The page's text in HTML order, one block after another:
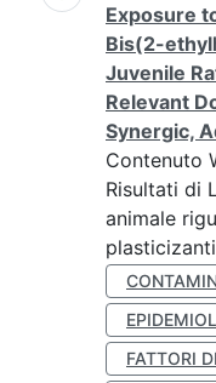
Exposure
Bis(2-
Juvenile
Relevant
Synergic,
Contenuto
Risultati di
animale
FATTORI